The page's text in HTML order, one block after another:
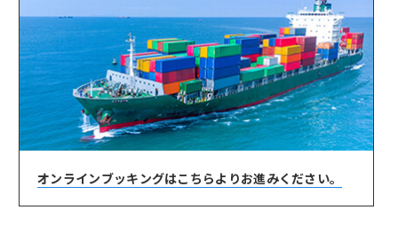
オンラインブッキングはこちらよりお進みください。